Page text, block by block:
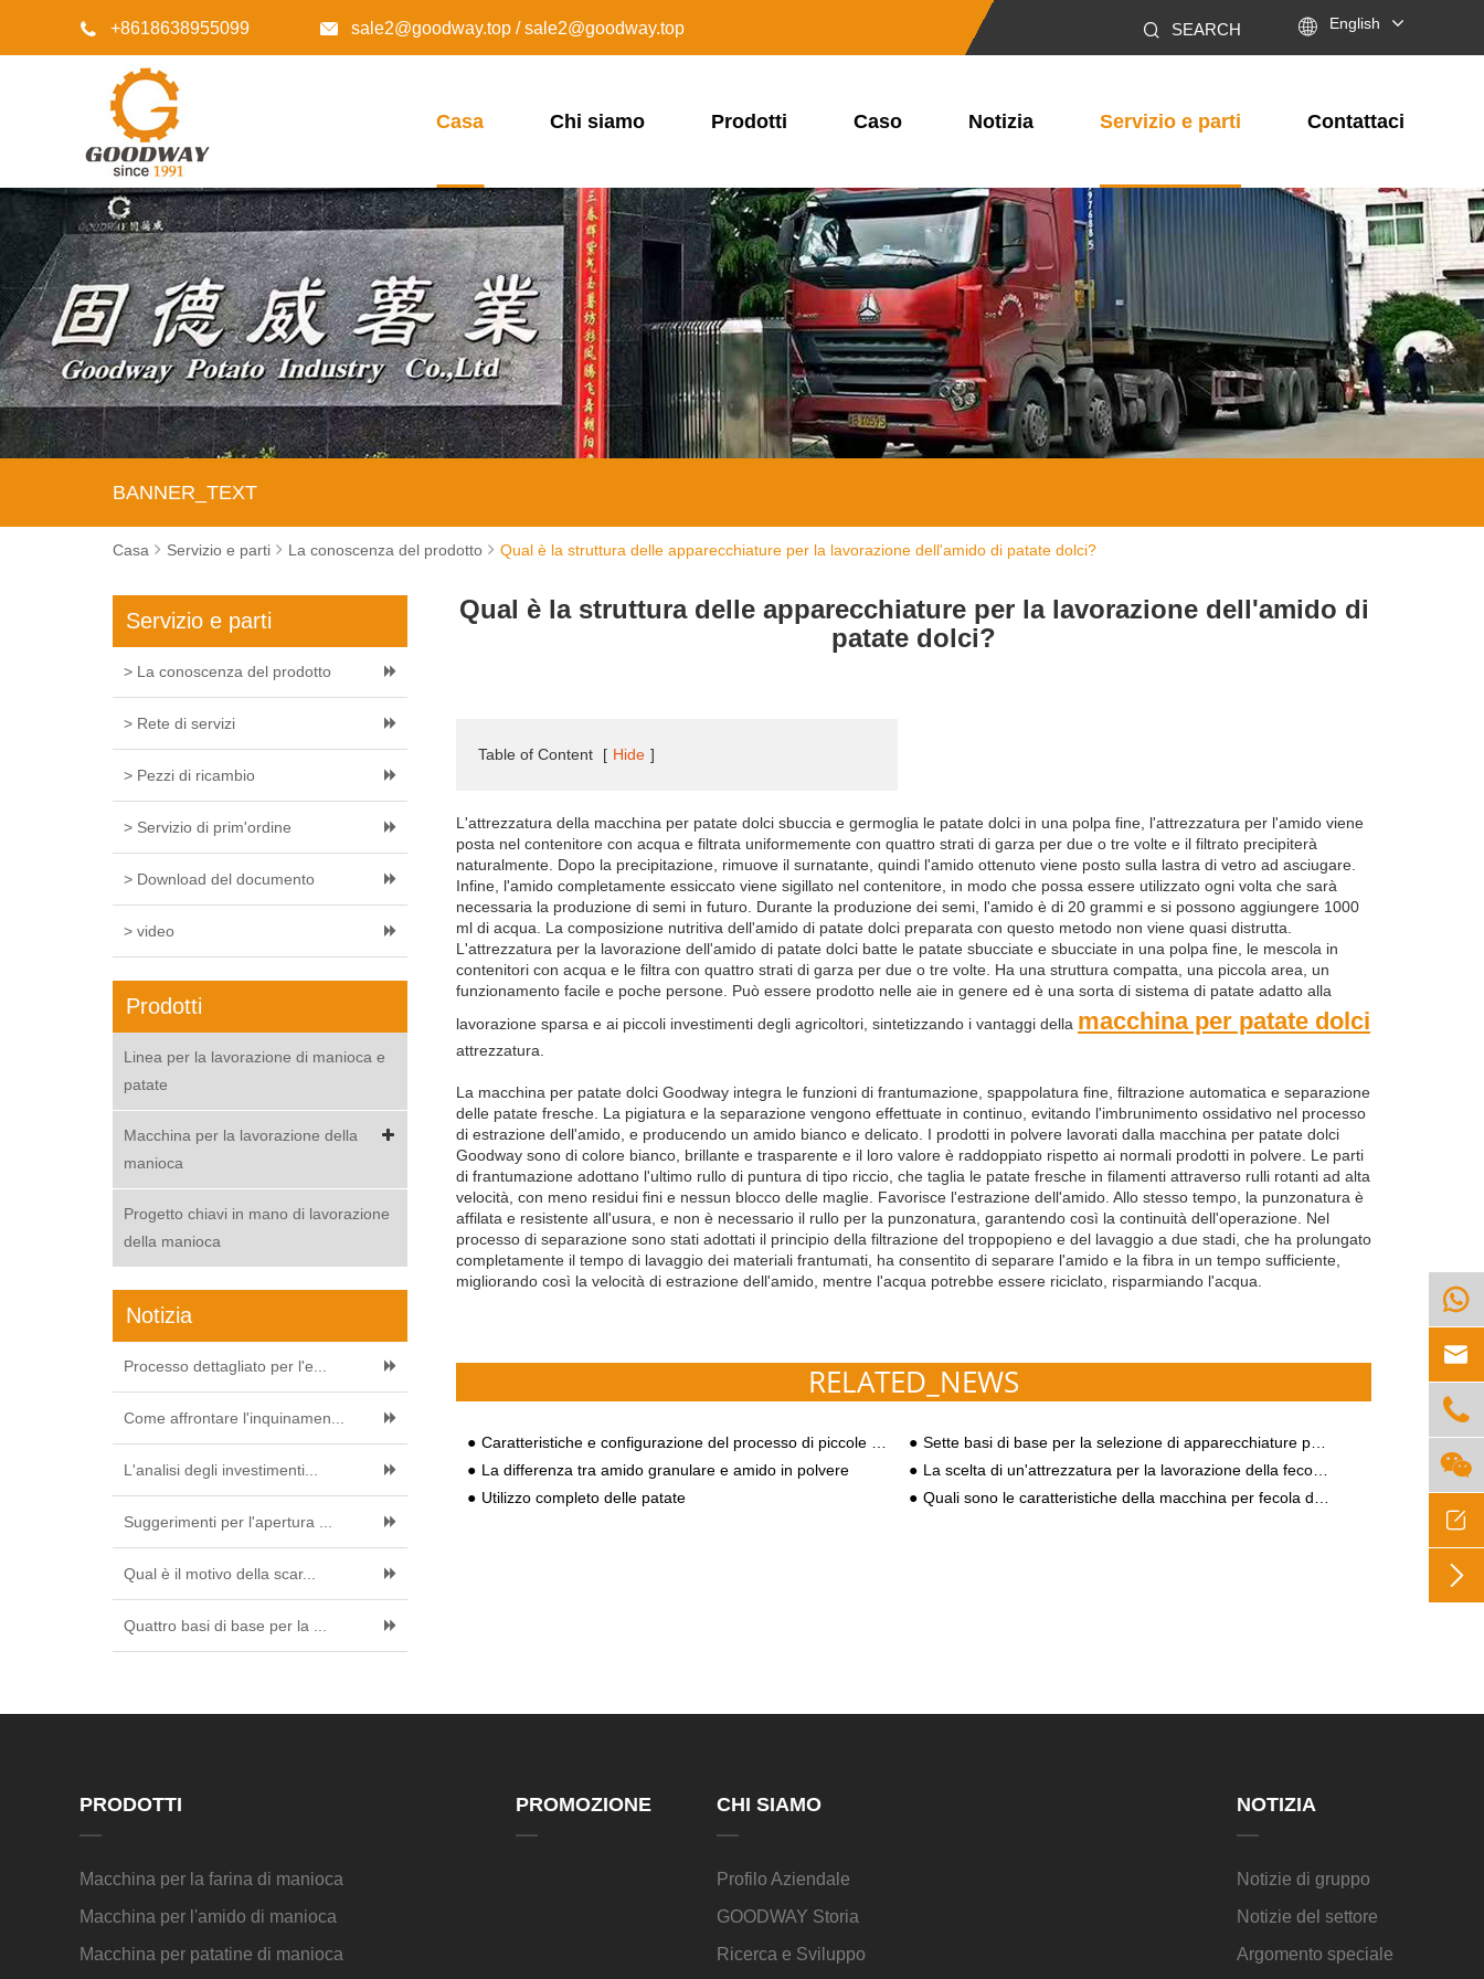
 +8618638955099  sale2@goodway.top / sale2@goodway.top SEARCH  English
Casa Chi siamo Prodotti Caso Notizia Servizio e parti Contattaci
BANNER_TEXT
Casa Servizio e parti La conoscenza del prodotto Qual è la struttura delle apparecchiature per la lavorazione dell'amido di patate dolci?
Servizio e parti
> La conoscenza del prodotto
> Rete di servizi
> Pezzi di ricambio
> Servizio di prim'ordine
> Download del documento
> video
Prodotti
Linea per la lavorazione di manioca e
patate
Macchina per la lavorazione della
manioca
Progetto chiavi in mano di lavorazione
della manioca
Notizia
Processo dettagliato per l'e...
Come affrontare l'inquinamen...
L'analisi degli investimenti...
Suggerimenti per l'apertura ...
Qual è il motivo della scar...
Quattro basi di base per la ...
Qual è la struttura delle apparecchiature per la lavorazione dell'amido di
patate dolci?
Table of Content [ Hide ]
L'attrezzatura della macchina per patate dolci sbuccia e germoglia le patate dolci in una polpa fine, l'attrezzatura per l'amido viene
posta nel contenitore con acqua e filtrata uniformemente con quattro strati di garza per due o tre volte e il filtrato precipiterà
naturalmente. Dopo la precipitazione, rimuove il surnatante, quindi l'amido ottenuto viene posto sulla lastra di vetro ad asciugare.
Infine, l'amido completamente essiccato viene sigillato nel contenitore, in modo che possa essere utilizzato ogni volta che sarà
necessaria la produzione di semi in futuro. Durante la produzione dei semi, l'amido è di 20 grammi e si possono aggiungere 1000
ml di acqua. La composizione nutritiva dell'amido di patate dolci preparata con questo metodo non viene quasi distrutta.
L'attrezzatura per la lavorazione dell'amido di patate dolci batte le patate sbucciate e sbucciate in una polpa fine, le mescola in
contenitori con acqua e le filtra con quattro strati di garza per due o tre volte. Ha una struttura compatta, una piccola area, un
funzionamento facile e poche persone. Può essere prodotto nelle aie in genere ed è una sorta di sistema di patate adatto alla
lavorazione sparsa e ai piccoli investimenti degli agricoltori, sintetizzando i vantaggi della macchina per patate dolci
attrezzatura.
La macchina per patate dolci Goodway integra le funzioni di frantumazione, spappolatura fine, filtrazione automatica e separazione
delle patate fresche. La pigiatura e la separazione vengono effettuate in continuo, evitando l'imbrunimento ossidativo nel processo
di estrazione dell'amido, e producendo un amido bianco e delicato. I prodotti in polvere lavorati dalla macchina per patate dolci
Goodway sono di colore bianco, brillante e trasparente e il loro valore è raddoppiato rispetto ai normali prodotti in polvere. Le parti
di frantumazione adottano l'ultimo rullo di puntura di tipo riccio, che taglia le patate fresche in filamenti attraverso rulli rotanti ad alta
velocità, con meno residui fini e nessun blocco delle maglie. Favorisce l'estrazione dell'amido. Allo stesso tempo, la punzonatura è
affilata e resistente all'usura, e non è necessario il rullo per la punzonatura, garantendo così la continuità dell'operazione. Nel
processo di separazione sono stati adottati il principio della filtrazione del troppopieno e del lavaggio a due stadi, che ha prolungato
completamente il tempo di lavaggio dei materiali frantumati, ha consentito di separare l'amido e la fibra in un tempo sufficiente,
migliorando così la velocità di estrazione dell'amido, mentre l'acqua potrebbe essere riciclato, risparmiando l'acqua.
RELATED_NEWS
Caratteristiche e configurazione del processo di piccole apparecchiature per la lavorazione dell'amido di patate dolci che possono elaborare 2-3 toni
Sette basi di base per la selezione di apparecchiature per la lavorazione dell'amido di patate dolci
La differenza tra amido granulare e amido in polvere
La scelta di un'attrezzatura per la lavorazione della fecola di patate dolci dovrebbe basarsi su questi due punti
Utilizzo completo delle patate
Quali sono le caratteristiche della macchina per fecola di patate dolci
PRODOTTI
Macchina per la farina di manioca
Macchina per l'amido di manioca
Macchina per patatine di manioca
PROMOZIONE CHI SIAMO
Profilo Aziendale
GOODWAY Storia
Ricerca e Sviluppo
NOTIZIA
Notizie di gruppo
Notizie del settore
Argomento speciale





